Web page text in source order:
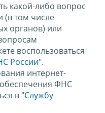
какой-либо вопрос
(в том числе
органов) или
воспользоваться
России".
интернет-
ФНС
в "Службу